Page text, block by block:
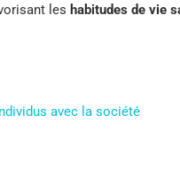
les habitudes de vie
avec la société